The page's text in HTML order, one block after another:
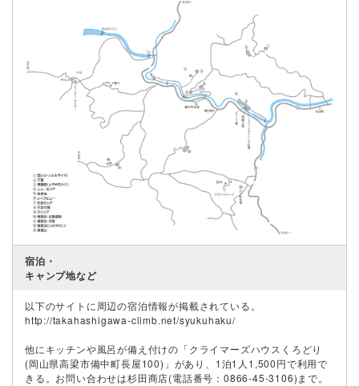
宿泊・
キャンプ地など
以下のサイトに周辺の宿泊情報が掲載されている。
http://takahashigawa-climb.net/syukuhaku/
他にキッチンや風呂が備え付けの「クライマーズハウスくろどり
(岡山県高梁市備中町長屋100)」があり、1泊1人1,500円で利用で
きる。お問い合わせは杉田商店(電話番号：0866-45-3106)まで。